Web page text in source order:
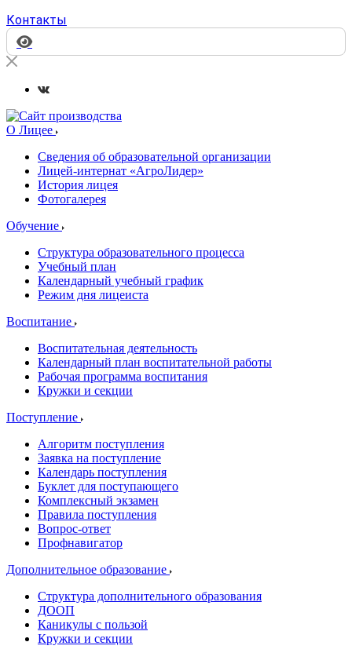
Контакты
О Лицее
Сведения об образовательной организации
Лицей-интернат «АгроЛидер»
История лицея
Фотогалерея
Обучение
Структура образовательного процесса
Учебный план
Календарный учебный график
Режим дня лицеиста
Воспитание
Воспитательная деятельность
Календарный план воспитательной работы
Рабочая программа воспитания
Кружки и секции
Поступление
Алгоритм поступления
Заявка на поступление
Календарь поступления
Буклет для поступающего
Комплексный экзамен
Правила поступления
Вопрос-ответ
Профнавигатор
Дополнительное образование
Структура дополнительного образования
ДООП
Каникулы с пользой
Кружки и секции